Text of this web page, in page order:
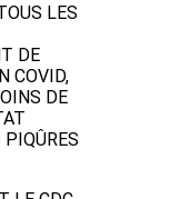
LES
DE
COVID,
DE
PIQÛRES